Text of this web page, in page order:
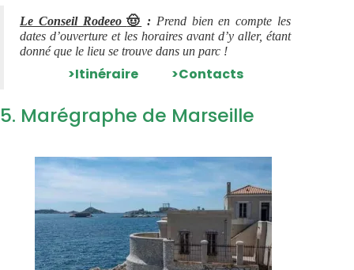
Le Conseil Rodeeo🤠 : Prend bien en compte les
dates d’ouverture et les horaires avant d’y aller, étant
donné que le lieu se trouve dans un parc !
>Itinéraire >Contacts
5. Marégraphe de Marseille